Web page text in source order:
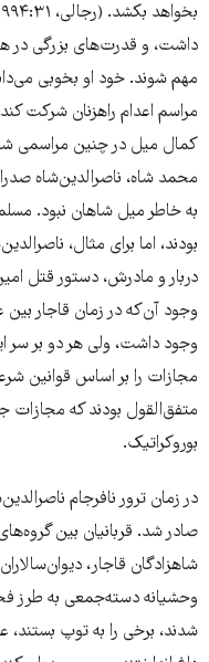
داشت، و قدرت‌های بزرگی در
مهم شوند. خود او بخوبی
مراسم اعدام راهزنان شرکت
محمد شاه، ناصرالدین‌شاه
به خاطر میل شاهان نبود.
بودند، اما برای مثال،
وجود آن‌که در زمان قاجار
وجود داشت، ولی هر دو بر سر
مجازات را بر اساس قوانین
متفق‌القول بودند که مجازات
بوروکراتیک.
در زمان ترور نافرجام
صادر شد. قربانیان بین
شاهزادگان قاجار،
وحشیانه دسته‌جمعی به طرز
شدند، برخی را به توپ بستند،